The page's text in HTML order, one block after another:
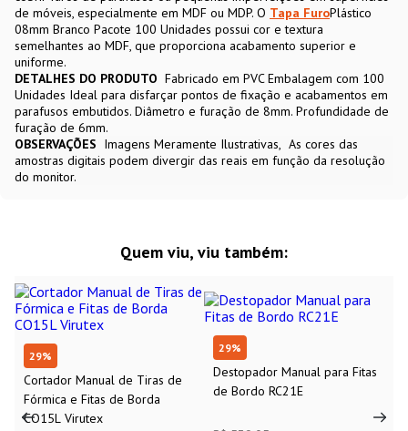
de móveis, especialmente em MDF ou MDP. O Tapa FuroPlástico
08mm Branco Pacote 100 Unidades possui cor e textura
semelhantes ao MDF, que proporciona acabamento superior e
uniforme.
DETALHES DO PRODUTO Fabricado em PVC Embalagem com 100
Unidades Ideal para disfarçar pontos de fixação e acabamentos em
parafusos embutidos. Diâmetro e furação de 8mm. Profundidade de
furação de 6mm.
OBSERVAÇÕES Imagens Meramente Ilustrativas
As cores das
amostras digitais podem divergir das reais em função da resolução
do monitor.
Quem viu, viu também:
29%
Cortador Manual de Tiras de
Fórmica e Fitas de Borda
CO15L Virutex
29%
Destopador Manual para Fitas
de Bordo RC21E